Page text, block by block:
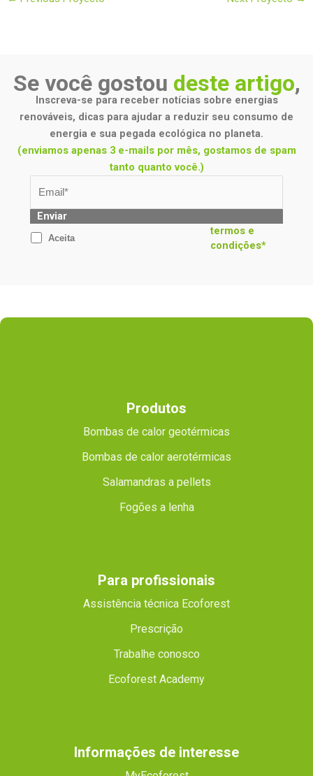
Se você gostou deste artigo,
Inscreva-se para receber notícias sobre energias
renováveis, dicas para ajudar a reduzir seu consumo de
energia e sua pegada ecológica no planeta.
(enviamos apenas 3 e-mails por mês, gostamos de spam
tanto quanto você.)
Enviar
Aceita
termos e
condições*
Produtos
Bombas de calor geotérmicas
Bombas de calor aerotérmicas
Salamandras a pellets
Fogões a lenha
Para profissionais
Assistência técnica Ecoforest
Prescrição
Trabalhe conosco
Ecoforest Academy
Informações de interesse